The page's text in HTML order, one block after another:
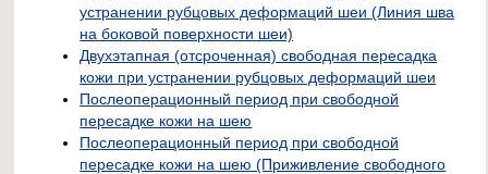
устранении рубцовых деформаций шеи (Линия шва
на боковой поверхности шеи)
Двухэтапная (отсроченная) свободная пересадка
кожи при устранении рубцовых деформаций шеи
Послеоперационный период при свободной
пересадке кожи на шею
Послеоперационный период при свободной
пересадке кожи на шею (Приживление свободного